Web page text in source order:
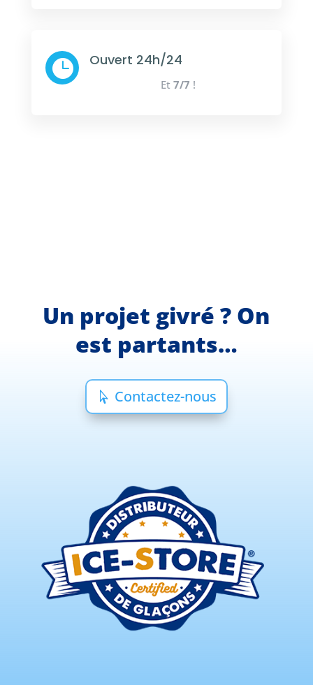
 Ouvert 24h/24
Et7/7 !
Un projet givré ? On
est partants…
Contactez-nous